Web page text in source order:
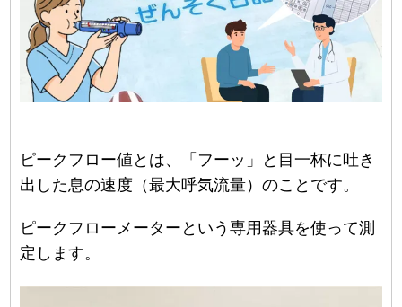
ピークフロー値とは、「フーッ」と目一杯に吐き
出した息の速度（最大呼気流量）のことです。
ピークフローメーターという専用器具を使って測
定します。